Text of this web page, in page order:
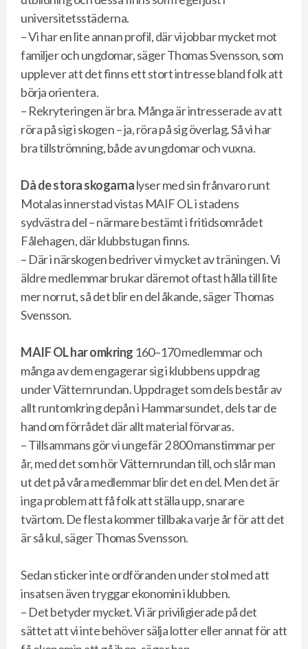
universitetsstäderna.
– Vi har en lite annan profil, där vi jobbar mycket mot
familjer och ungdomar, säger Thomas Svensson, som
upplever att det finns ett stort intresse bland folk att
börja orientera.
– Rekryteringen är bra. Många är intresserade av att
röra på sig i skogen – ja, röra på sig överlag. Så vi har
bra tillströmning, både av ungdomar och vuxna.
Då de stora skogarnalyser med sin frånvaro runt
Motalas innerstad vistas MAIF OL i stadens
sydvästra del – närmare bestämt i fritidsområdet
Fålehagen, där klubbstugan finns.
– Där i närskogen bedriver vi mycket av träningen. Vi
äldre medlemmar brukar däremot oftast hålla till lite
mer norrut, så det blir en del åkande, säger Thomas
Svensson.
MAIF OL har omkring 160–170medlemmar och
många av dem engagerar sig i klubbens uppdrag
under Vätternrundan. Uppdraget som dels består av
allt runtomkring depån i Hammarsundet, dels tar de
hand om förrådet där allt material förvaras.
– Tillsammans gör vi ungefär 2 800 manstimmar per
år, med det som hör Vätternrundan till, och slår man
ut det på våra medlemmar blir det en del. Men det är
inga problem att få folk att ställa upp, snarare
tvärtom. De flesta kommer tillbaka varje år för att det
är så kul, säger Thomas Svensson.
Sedan sticker inte ordföranden under stol med att
insatsen även tryggar ekonomin i klubben.
– Det betyder mycket. Vi är priviligierade på det
sättet att vi inte behöver sälja lotter eller annat för att